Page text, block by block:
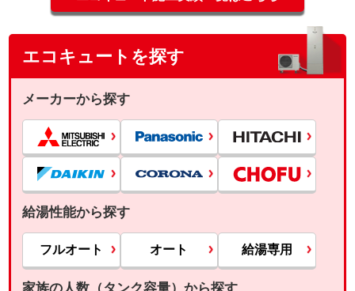
エコキュートを探す
メーカーから探す
給湯性能から探す
フルオート オート 給湯専用